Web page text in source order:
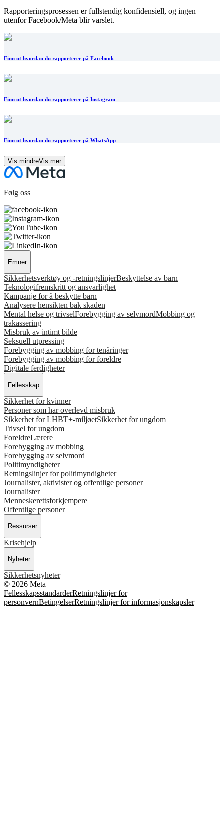
Rapporteringsprosessen er fullstendig konfidensiell, og ingen
utenfor Facebook/Meta blir varslet.
Finn ut hvordan du rapporterer på Facebook
Finn ut hvordan du rapporterer på Instagram
Finn ut hvordan du rapporterer på WhatsApp
Vis mindreVis mer
Følg oss
Emner
Sikkerhetsverktøy og -retningslinjerBeskyttelse av barn
Teknologifremskritt og ansvarlighet
Kampanje for å beskytte barn
Analysere hensikten bak skaden
Mental helse og trivselForebygging av selvmordMobbing og
trakassering
Misbruk av intimt bilde
Seksuell utpressing
Forebygging av mobbing for tenåringer
Forebygging av mobbing for foreldre
Digitale ferdigheter
Fellesskap
Sikkerhet for kvinner
Personer som har overlevd misbruk
Sikkerhet for LHBT+-miljøetSikkerhet for ungdom
Trivsel for ungdom
ForeldreLærere
Forebygging av mobbing
Forebygging av selvmord
Politimyndigheter
Retningslinjer for politimyndigheter
Journalister, aktivister og offentlige personer
Journalister
Menneskerettsforkjempere
Offentlige personer
Ressurser
Krisehjelp
Nyheter
Sikkerhetsnyheter
© 2026 Meta
FellesskapsstandarderRetningslinjer for
personvernBetingelserRetningslinjer for informasjonskapsler